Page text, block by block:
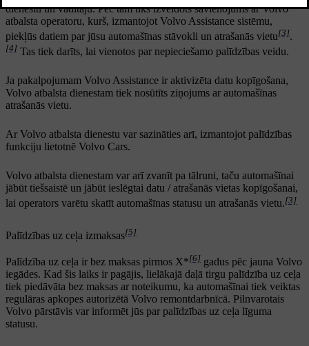
dienestu un vadītāju. Pēc tam tiks izveidots savienojums ar Volvo
atbalsta operatoru, kurš, izmantojot Volvo Assistance sistēmu,
piekļūs datiem par jūsu automašīnas stāvokli un atrašanās vietu[3].
[4] Tas tiek darīts, lai vienotos par nepieciešamo palīdzības veidu.
Ja pakalpojumam Volvo Assistance ir aktivizēta datu kopīgošana,
Volvo atbalsta dienestam tiek nosūtīts ziņojums ar automašīnas
atrašanās vietu.
Ar Volvo atbalsta dienestu var sazināties arī, izmantojot palīdzības
funkciju lietotnē Volvo Cars.
Volvo atbalsta dienestam var arī zvanīt pa tālruni, taču automašīnai
jābūt tiešsaistē un jābūt ieslēgtai datu / atrašanās vietas kopīgošanai,
lai operators varētu skatīt automašīnas statusu un atrašanās vietu.[3]
Palīdzības uz ceļa izmaksas[5]
Palīdzība uz ceļa ir bez maksas pirmos X*[6] gadus pēc jauna Volvo
iegādes. Kad šis laiks ir pagājis, lielākajā daļā tirgu palīdzība uz ceļa
tiek piedāvāta bez maksas ar noteikumu, ka automašīnai tiek veiktas
regulāras apkopes autorizētā Volvo remontdarbnīcā. Pilnvarotais
Volvo pārstāvis var informēt jūs par palīdzības uz ceļa līguma
statusu.